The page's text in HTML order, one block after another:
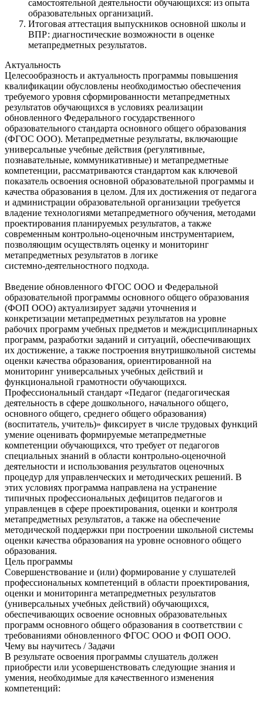
самостоятельной деятельности обучающихся: из опыта
образовательных организаций.
Итоговая аттестация выпускников основной школы и
ВПР: диагностические возможности в оценке
метапредметных результатов.
Актуальность
Целесообразность и актуальность программы повышения
квалификации обусловлены необходимостью обеспечения
требуемого уровня сформированности метапредметных
результатов обучающихся в условиях реализации
обновленного Федерального государственного
образовательного стандарта основного общего образования
(ФГОС ООО). Метапредметные результаты, включающие
универсальные учебные действия (регулятивные,
познавательные, коммуникативные) и метапредметные
компетенции, рассматриваются стандартом как ключевой
показатель освоения основной образовательной программы и
качества образования в целом. Для их достижения от педагога
и администрации образовательной организации требуется
владение технологиями метапредметного обучения, методами
проектирования планируемых результатов, а также
современным контрольно‑оценочным инструментарием,
позволяющим осуществлять оценку и мониторинг
метапредметных результатов в логике
системно‑деятельностного подхода.
Введение обновленного ФГОС ООО и Федеральной
образовательной программы основного общего образования
(ФОП ООО) актуализирует задачи уточнения и
конкретизации метапредметных результатов на уровне
рабочих программ учебных предметов и междисциплинарных
программ, разработки заданий и ситуаций, обеспечивающих
их достижение, а также построения внутришкольной системы
оценки качества образования, ориентированной на
мониторинг универсальных учебных действий и
функциональной грамотности обучающихся.
Профессиональный стандарт «Педагог (педагогическая
деятельность в сфере дошкольного, начального общего,
основного общего, среднего общего образования)
(воспитатель, учитель)» фиксирует в числе трудовых функций
умение оценивать формируемые метапредметные
компетенции обучающихся, что требует от педагогов
специальных знаний в области контрольно‑оценочной
деятельности и использования результатов оценочных
процедур для управленческих и методических решений. В
этих условиях программа направлена на устранение
типичных профессиональных дефицитов педагогов и
управленцев в сфере проектирования, оценки и контроля
метапредметных результатов, а также на обеспечение
методической поддержки при построении школьной системы
оценки качества образования на уровне основного общего
образования.
Цель программы
Совершенствование и (или) формирование у слушателей
профессиональных компетенций в области проектирования,
оценки и мониторинга метапредметных результатов
(универсальных учебных действий) обучающихся,
обеспечивающих освоение основных образовательных
программ основного общего образования в соответствии с
требованиями обновленного ФГОС ООО и ФОП ООО.
Чему вы научитесь / Задачи
В результате освоения программы слушатель должен
приобрести или усовершенствовать следующие знания и
умения, необходимые для качественного изменения
компетенций: